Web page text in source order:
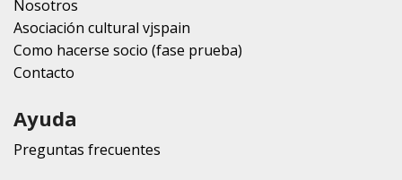
Nosotros
Asociación cultural vjspain
Como hacerse socio (fase prueba)
Contacto
Ayuda
Preguntas frecuentes